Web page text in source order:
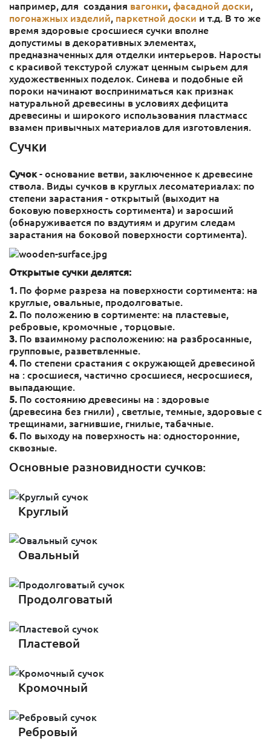
например, для создания вагонки, фасадной доски,
погонажных изделий, паркетной доски и т.д. В то же
время здоровые сросшиеся сучки вполне
допустимы в декоративных элементах,
предназначенных для отделки интерьеров. Наросты
с красивой текстурой служат ценным сырьем для
художественных поделок. Синева и подобные ей
пороки начинают восприниматься как признак
натуральной древесины в условиях дефицита
древесины и широкого использования пластмасс
взамен привычных материалов для изготовления.
Сучки
Сучок- основание ветви, заключенное к древесине
ствола. Виды сучков в круглых лесоматериалах: по
степени зарастания - открытый (выходит на
боковую поверхность сортимента) и заросший
(обнаруживается по вздутиям и другим следам
зарастания на боковой поверхности сортимента).
Открытые сучки делятся:
1. По форме разреза на поверхности сортимента: на
круглые, овальные, продолговатые.
2. По положению в сортименте: на пластевые,
ребровые, кромочные , торцовые.
3. По взаимному расположению: на разбросанные,
групповые, разветвленные.
4. По степени срастания с окружающей древесиной
на : сросшиеся, частично сросшиеся, несросшиеся,
выпадающие.
5. По состоянию древесины на : здоровые
(древесина без гнили) , светлые, темные, здоровые с
трещинами, загнившие, гнилые, табачные.
6. По выходу на поверхность на: односторонние,
сквозные.
Основные разновидности сучков:
Круглый
Овальный
Продолговатый
Пластевой
Кромочный
Ребровый